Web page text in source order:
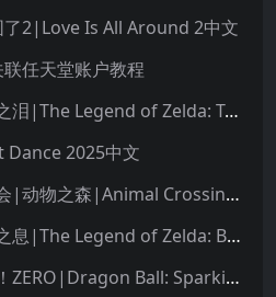
了2|Love Is All Around 2中文
任天堂账户教程
塞尔达传说：王国之泪|The Legend of Zelda: Tears of the Kingdom中文
Dance 2025中文
集合啦！动物森友会|动物之森|Animal Crossing: New Horizons中文
塞尔达传说：旷野之息|The Legend of Zelda: Breath of the Wild中文
七龙珠：电光炸裂！ZERO|Dragon Ball: Sparking! Zero中文